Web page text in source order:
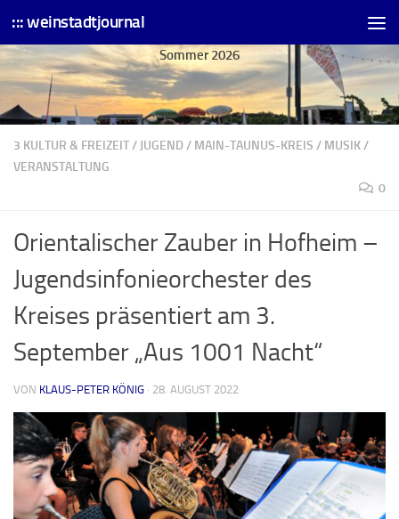
Skip to content
::: weinstadtjournal
Sommer 2026
3 KULTUR & FREIZEIT/JUGEND / MAIN-TAUNUS-KREIS / MUSIK/
VERANSTALTUNG
0
Orientalischer Zauber in Hofheim –
Jugendsinfonieorchester des
Kreises präsentiert am 3.
September „Aus 1001 Nacht“
VON KLAUS-PETER KÖNIG · 28. AUGUST 2022